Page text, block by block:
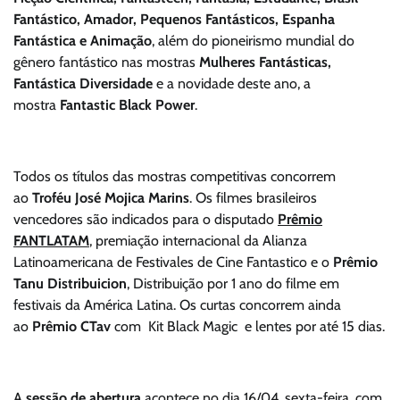
Fantástico, Amador, Pequenos Fantásticos, Espanha
Fantástica e Animação, além do pioneirismo mundial do
gênero fantástico nas mostras Mulheres Fantásticas,
Fantástica Diversidade e a novidade deste ano, a
mostra Fantastic Black Power.
Todos os títulos das mostras competitivas concorrem
ao Troféu José Mojica Marins. Os filmes brasileiros
vencedores são indicados para o disputado Prêmio
FANTLATAM, premiação internacional da Alianza
Latinoamericana de Festivales de Cine Fantastico e o Prêmio
Tanu Distribuicion, Distribuição por 1 ano do filme em
festivais da América Latina. Os curtas concorrem ainda
ao Prêmio CTav com Kit Black Magic e lentes por até 15 dias.